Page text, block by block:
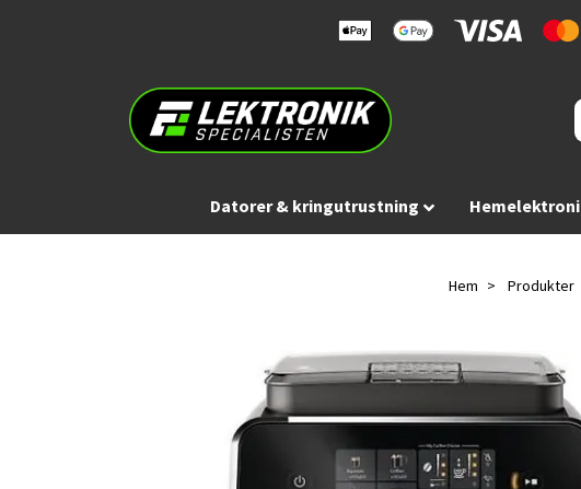
Datorer & kringutrustning
Hem Produkter